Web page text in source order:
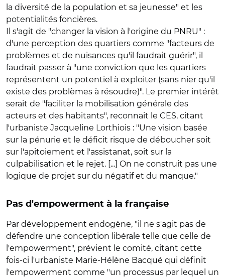
la diversité de la population et sa jeunesse" et les
potentialités foncières.
Il s'agit de "changer la vision à l'origine du PNRU" :
d'une perception des quartiers comme "facteurs de
problèmes et de nuisances qu'il faudrait guérir", il
faudrait passer à "une conviction que les quartiers
représentent un potentiel à exploiter (sans nier qu'il
existe des problèmes à résoudre)". Le premier intérêt
serait de "faciliter la mobilisation générale des
acteurs et des habitants", reconnait le CES, citant
l'urbaniste Jacqueline Lorthiois : "Une vision basée
sur la pénurie et le déficit risque de déboucher soit
sur l'apitoiement et l'assistanat, soit sur la
culpabilisation et le rejet. [...] On ne construit pas une
logique de projet sur du négatif et du manque."
Pas d'empowerment à la française
Par développement endogène, "il ne s'agit pas de
défendre une conception libérale telle que celle de
l'empowerment", prévient le comité, citant cette
fois-ci l'urbaniste Marie-Hélène Bacqué qui définit
l'empowerment comme "un processus par lequel un